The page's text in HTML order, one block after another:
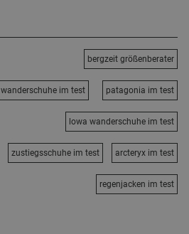
bergzeit größenberater
wanderschuhe im test patagonia im test
lowa wanderschuhe im test
zustiegsschuhe im test arcteryx im test
regenjacken im test